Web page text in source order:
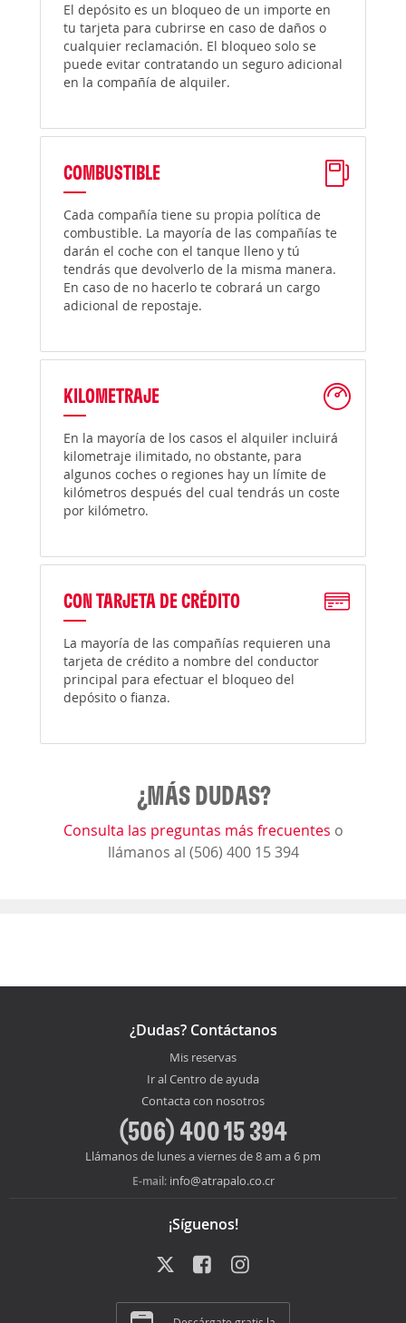
El depósito es un bloqueo de un importe en
tu tarjeta para cubrirse en caso de daños o
cualquier reclamación. El bloqueo solo se
puede evitar contratando un seguro adicional
en la compañía de alquiler.
COMBUSTIBLE
Cada compañía tiene su propia política de
combustible. La mayoría de las compañías te
darán el coche con el tanque lleno y tú
tendrás que devolverlo de la misma manera.
En caso de no hacerlo te cobrará un cargo
adicional de repostaje.
KILOMETRAJE
En la mayoría de los casos el alquiler incluirá
kilometraje ilimitado, no obstante, para
algunos coches o regiones hay un límite de
kilómetros después del cual tendrás un coste
por kilómetro.
CON TARJETA DE CRÉDITO
La mayoría de las compañías requieren una
tarjeta de crédito a nombre del conductor
principal para efectuar el bloqueo del
depósito o fianza.
¿MÁS DUDAS?
Consulta las preguntas más frecuentes o
llámanos al (506) 400 15 394
¿Dudas? Contáctanos
Mis reservas
Ir al Centro de ayuda
Contacta con nosotros
(506) 400 15 394
Llámanos de lunes a viernes de 8 am a 6 pm
E-mail: info@atrapalo.co.cr
¡Síguenos!